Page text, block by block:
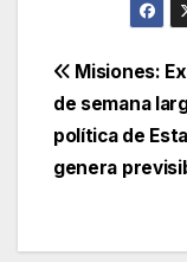
de
Misiones:
de semana
política de
genera